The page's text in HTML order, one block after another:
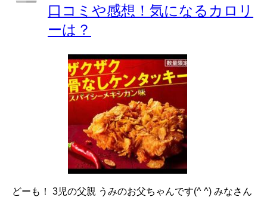
口コミや感想！気になるカロリ
ーは？
どーも！ 3児の父親 うみのお父ちゃんです(^ ^) みなさん